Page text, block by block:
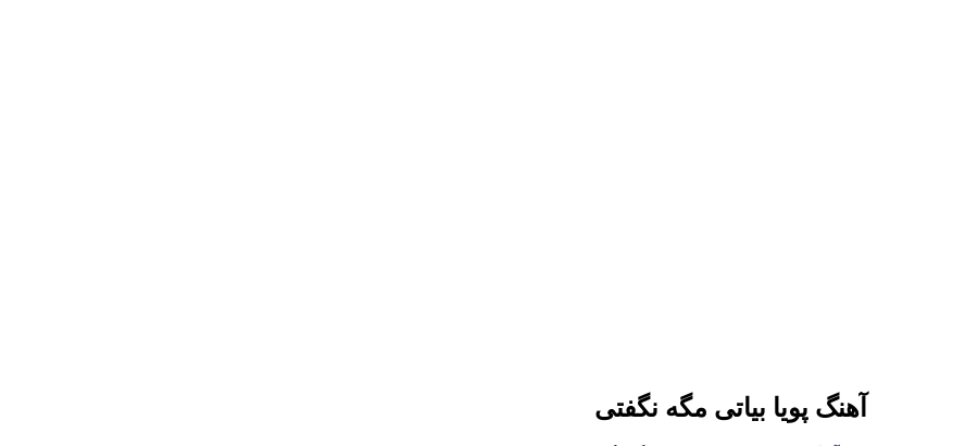
آهنگ پویا بیاتی مگه نگفتی